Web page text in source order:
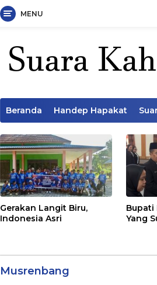
MENU
Beranda Handep Hapakat
Gerakan Langit Biru,
Indonesia Asri
Bupati
Yang
Musrenbang